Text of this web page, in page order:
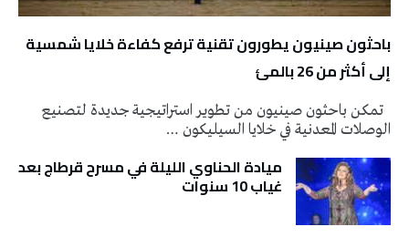
باحثون صينيون يطورون تقنية ترفع كفاءة خلايا شمسية
إلى أكثر من 26 بالمئ
تمكن باحثون صينيون من تطوير استراتيجية جديدة لتصنيع
الوصلات المعدنية في خلايا السيليكون …
ميادة الحناوي الليلة في مسرح قرطاج بعد
غياب 10 سنوات